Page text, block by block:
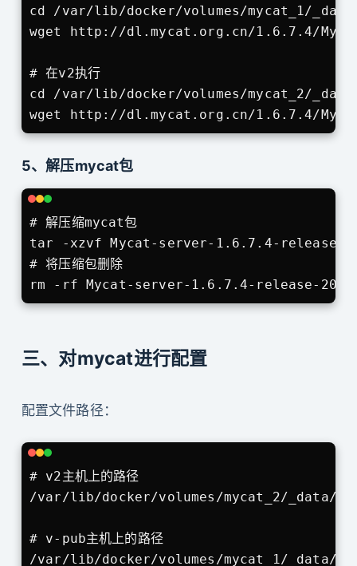
cd /var/lib/docker/volumes/mycat_1/_data
wget http://dl.mycat.org.cn/1.6.7.4/
# 在v2执行
cd /var/lib/docker/volumes/mycat_2/_data
wget http://dl.mycat.org.cn/1.6.7.4/
5、解压mycat包
# 解压缩mycat包
tar -xzvf Mycat-server-1.6.7.4-release-
# 将压缩包删除
rm -rf Mycat-server-1.6.7.4-release-
三、对mycat进行配置
配置文件路径：
# v2主机上的路径
/var/lib/docker/volumes/mycat_2/_data/
# v-pub主机上的路径
/var/lib/docker/volumes/mycat_1/_data/